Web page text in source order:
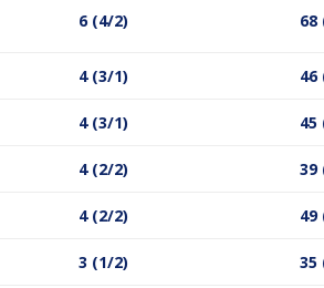
6 (4/2) 68
4 (3/1) 46
4 (3/1) 45
4 (2/2) 39
4 (2/2) 49
3 (1/2) 35